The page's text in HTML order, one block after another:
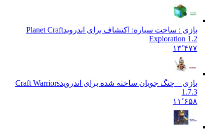
بازی : ساخت سیاره: اکتشاف برای اندروید Planet Craft
Exploration 1.2
۱۳٬۴۷۷
بازی – چنگ جویان ساخته شده برای اندروید Craft Warriors
۱۱٬۶۵۸